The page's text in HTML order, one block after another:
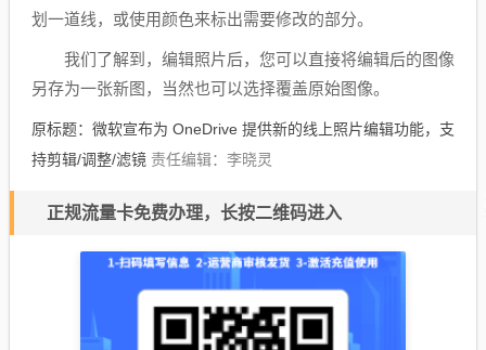
划一道线，或使用颜色来标出需要修改的部分。
我们了解到，编辑照片后，您可以直接将编辑后的图像
另存为一张新图，当然也可以选择覆盖原始图像。
原标题：微软宣布为 OneDrive 提供新的线上照片编辑功能，支
持剪辑/调整/滤镜 责任编辑：李晓灵
正规流量卡免费办理，长按二维码进入